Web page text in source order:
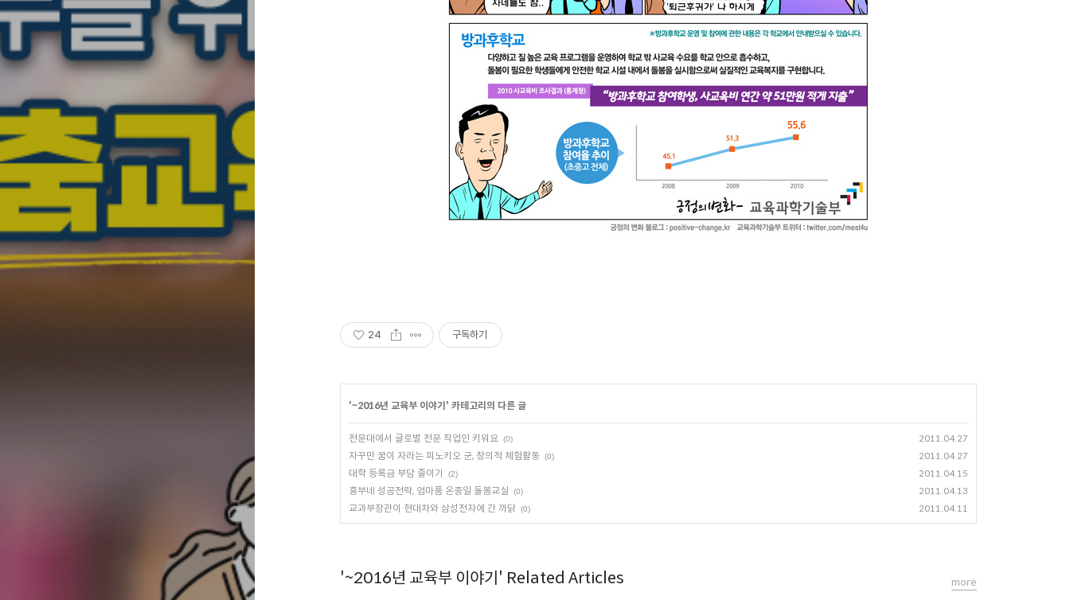
24 구독하기
'~2016년 교육부 이야기 ' 카테고리의 다른 글
전문대에서 글로벌 전문 직업인 키워요 (0) 2011.04.27
자꾸만 꿈이 자라는 피노키오 군, 창의적 체험활동 (0) 2011.04.27
대학 등록금 부담 줄이기 (2) 2011.04.15
흥부네 성공전략, 엄마품 온종일 돌봄교실 (0) 2011.04.13
교과부장관이 현대차와 삼성전자에 간 까닭 (0) 2011.04.11
'~2016년 교육부 이야기' Related Articles more